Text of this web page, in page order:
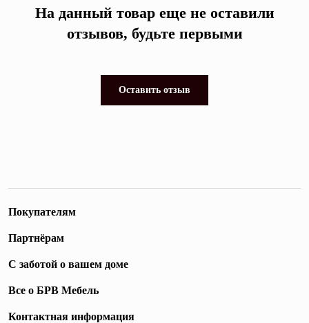
На данный товар еще не оставили
отзывов, будьте первыми
Оставить отзыв
Покупателям
Партнёрам
С заботой о вашем доме
Все о БРВ Мебель
Контактная информация